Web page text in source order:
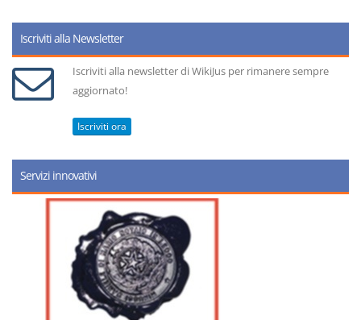
Iscriviti alla Newsletter
Iscriviti alla newsletter di WikiJus per rimanere sempre
aggiornato!
Iscriviti ora
Servizi innovativi